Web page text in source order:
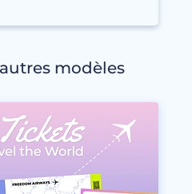
modèles